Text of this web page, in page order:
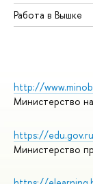
Работа в Вышке
http://
Министерство
https://
Министерство